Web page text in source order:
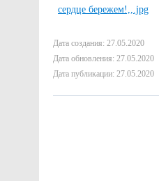
Дата создания: 27.05.2020
Дата обновления: 27.05.2020
Дата публикации: 27.05.2020